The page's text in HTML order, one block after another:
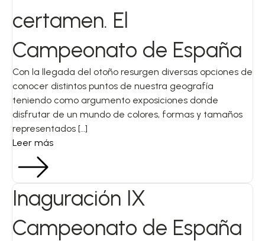
certamen. El
Campeonato de España
Con la llegada del otoño resurgen diversas opciones de
conocer distintos puntos de nuestra geografía
teniendo como argumento exposiciones donde
disfrutar de un mundo de colores, formas y tamaños
representados […]
Leer más
Inaguración IX
Campeonato de España